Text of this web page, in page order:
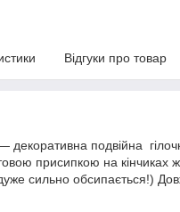
Відгуки про товар
декоративна подвійна
присипкою на кінчиках
сильно обсипається!)